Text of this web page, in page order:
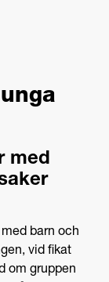
med
barn och
vid fikat
om gruppen